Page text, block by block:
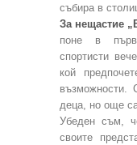
събира в
За нещастие
поне в
спортисти
кой
възможности.
деца, но още
Убеден съм,
своите